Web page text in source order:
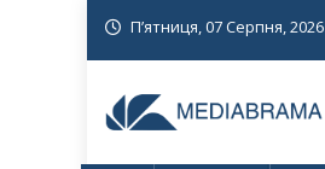
Skip
П’ятниця, 07 Серпня, 2026